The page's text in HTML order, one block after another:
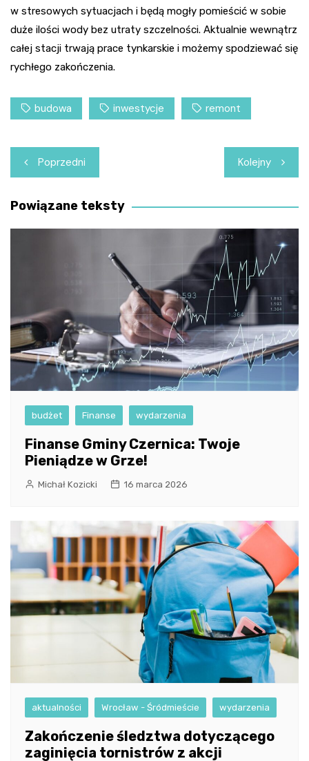
w stresowych sytuacjach i będą mogły pomieścić w sobie
duże ilości wody bez utraty szczelności. Aktualnie wewnątrz
całej stacji trwają prace tynkarskie i możemy spodziewać się
rychłego zakończenia.
budowa inwestycje remont
Nawigacja
wpisu
Poprzedni Kolejny
Powiązane teksty
budżet Finanse wydarzenia
Finanse Gminy Czernica: Twoje
Pieniądze w Grze!
Michał Kozicki 16 marca 2026
aktualności Wrocław - Śródmieście wydarzenia
Zakończenie śledztwa dotyczącego
zaginięcia tornistrów z akcji